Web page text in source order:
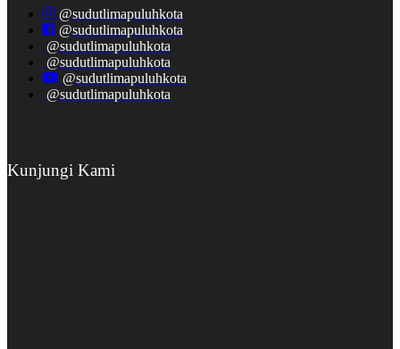
@sudutlimapuluhkota
@sudutlimapuluhkota
@sudutlimapuluhkota
@sudutlimapuluhkota
@sudutlimapuluhkota
@sudutlimapuluhkota
Kunjungi Kami